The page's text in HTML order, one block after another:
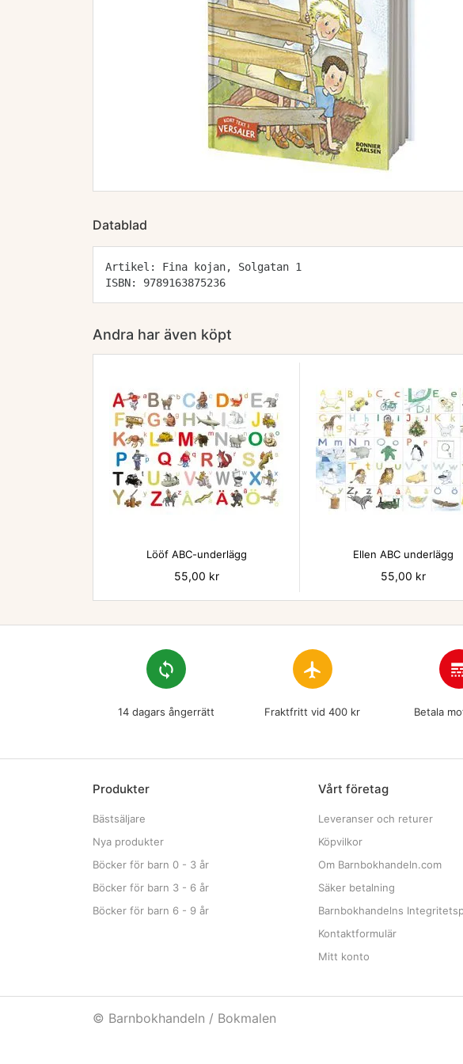
Datablad
Artikel: Fina kojan, Solgatan 1
ISBN: 9789163875236
Andra har även köpt

Lööf ABC-underlägg
Pris
55,00 kr

Ellen ABC underlägg
Pris
55,00 kr
loop
14 dagars ångerrätt
flight
Fraktfritt vid 400 kr Betala
Produkter
Bästsäljare
Nya produkter
Böcker för barn 0 - 3 år
Böcker för barn 3 - 6 år
Böcker för barn 6 - 9 år
Vårt företag
Leveranser och returer
Köpvilkor
Om Barnbokhandeln.com
Säker betalning
Barnbokhandelns
Kontaktformulär
Mitt konto
© Barnbokhandeln / Bokmalen